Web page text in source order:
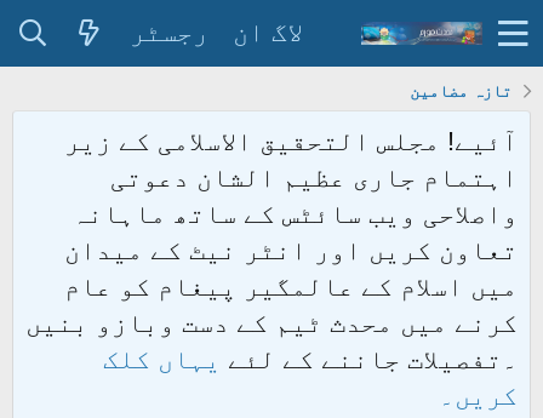
لاگ ان رجسٹر
تازہ مضامین
آئیے! مجلس التحقیق الاسلامی کے زیر
اہتمام جاری عظیم الشان دعوتی
واصلاحی ویب سائٹس کے ساتھ ماہانہ
تعاون کریں اور انٹر نیٹ کے میدان
میں اسلام کے عالمگیر پیغام کو عام
کرنے میں محدث ٹیم کے دست وبازو بنیں
۔تفصیلات جاننے کے لئے یہاں کلک
کریں۔